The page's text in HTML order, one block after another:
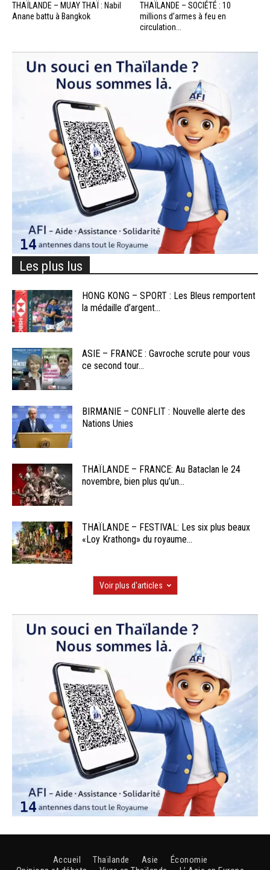
THAÏLANDE – MUAY THAÏ : Nabil
Anane battu à Bangkok
THAÏLANDE – SOCIÉTÉ : 10
millions d’armes à feu en
circulation...
Les plus lus
HONG KONG – SPORT : Les Bleus remportent
la médaille d’argent...
ASIE – FRANCE : Gavroche scrute pour vous
ce second tour...
BIRMANIE – CONFLIT : Nouvelle alerte des
Nations Unies
THAÏLANDE – FRANCE: Au Bataclan le 24
novembre, bien plus qu’un...
THAÏLANDE – FESTIVAL: Les six plus beaux
«Loy Krathong» du royaume...
Voir plus d'articles
Accueil Thaïlande Asie
Économie